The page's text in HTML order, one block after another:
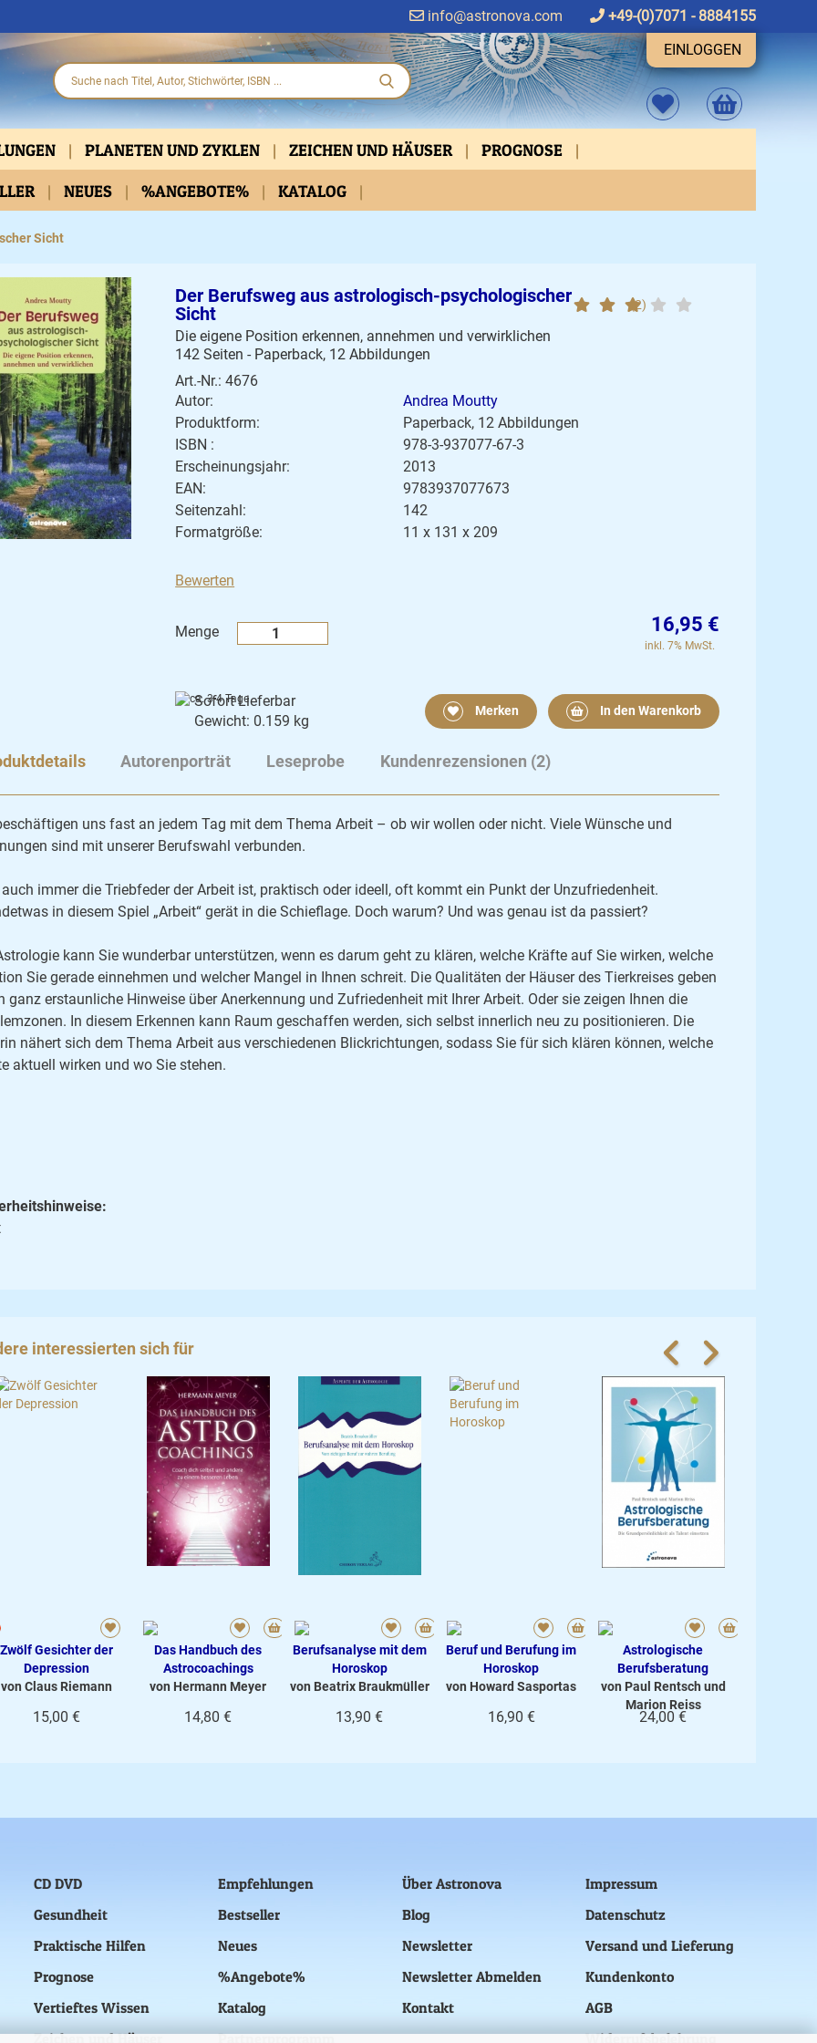
info@astronova.com
+49-(0)7071 - 8884155
EINLOGGEN
PLANETEN UND ZYKLEN ZEICHEN UND HÄUSER PROGNOSE
PARTNERSCHAFT KLASSISCH PRAKTISCHE HILFEN
DVD
NEUES %ANGEBOTE% KATALOG
Sicht
(2)
Der Berufsweg aus astrologisch-psychologischer
Sicht
Die eigene Position erkennen, annehmen und verwirklichen
142 Seiten - Paperback, 12 Abbildungen
Art.-Nr.: 4676
Autor:
Andrea Moutty
Produktform:
Paperback, 12 Abbildungen
ISBN :
978-3-937077-67-3
Erscheinungsjahr:
2013
EAN:
9783937077673
Seitenzahl:
142
Formatgröße:
11 x 131 x 209
Bewerten
Menge 16,95 €
inkl. 7% MwSt.
Sofort Lieferbar
Gewicht: 0.159 kg
Merken In den Warenkorb
Autorenporträt Leseprobe Kundenrezensionen (2)
uns fast an jedem Tag mit dem Thema Arbeit – ob wir wollen oder nicht. Viele Wünsche und
sind mit unserer Berufswahl verbunden.
immer die Triebfeder der Arbeit ist, praktisch oder ideell, oft kommt ein Punkt der Unzufriedenheit.
in diesem Spiel „Arbeit“ gerät in die Schieflage. Doch warum? Und was genau ist da passiert?
kann Sie wunderbar unterstützen, wenn es darum geht zu klären, welche Kräfte auf Sie wirken, welche
Sie gerade einnehmen und welcher Mangel in Ihnen schreit. Die Qualitäten der Häuser des Tierkreises geben
ganz erstaunliche Hinweise über Anerkennung und Zufriedenheit mit Ihrer Arbeit. Oder sie zeigen Ihnen die
In diesem Erkennen kann Raum geschaffen werden, sich selbst innerlich neu zu positionieren. Die
nähert sich dem Thema Arbeit aus verschiedenen Blickrichtungen, sodass Sie für sich klären können, welche
aktuell wirken und wo Sie stehen.
interessierten sich für
Zwölf Gesichter der
Depression
von Claus Riemann
15,00 €
Das Handbuch des
Astrocoachings
von Hermann Meyer
14,80 €
Berufsanalyse mit dem
Horoskop
von Beatrix Braukmüller
13,90 €
Beruf und Berufung im
Horoskop
von Howard Sasportas
16,90 €
Astrologische
Berufsberatung
von Paul Rentsch und
Marion Reiss
24,00 €
CD DVD
Gesundheit
Praktische Hilfen
Prognose
Vertieftes Wissen
Zeichen und Häuser
Empfehlungen
Bestseller
Neues
%Angebote%
Katalog
Partnerprogramm
Über Astronova
Blog
Newsletter
Newsletter Abmelden
Kontakt
Impressum
Datenschutz
Versand und Lieferung
Kundenkonto
AGB
Widerrufsbelehrung